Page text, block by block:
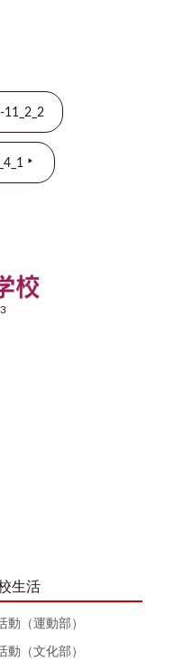
11_2_2
生活
動（運動部）
動（文化部）